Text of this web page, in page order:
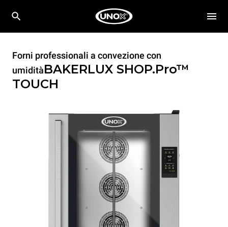
Forni professionali a convezione con
umiditàBAKERLUX SHOP.Pro™
TOUCH